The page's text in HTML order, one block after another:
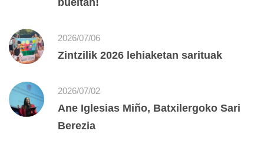
bueltan!
2026/07/06
Zintzilik 2026 lehiaketan sarituak
2026/07/02
Ane Iglesias Miño, Batxilergoko Sari
Berezia